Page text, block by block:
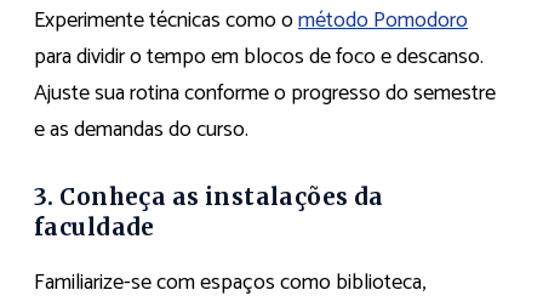
Experimente técnicas como ométodo Pomodoro
para dividir o tempo em blocos de foco e descanso.
Ajuste sua rotina conforme o progresso do semestre
e as demandas do curso.
3. Conheça as instalações da
faculdade
Familiarize-se com espaços como biblioteca,